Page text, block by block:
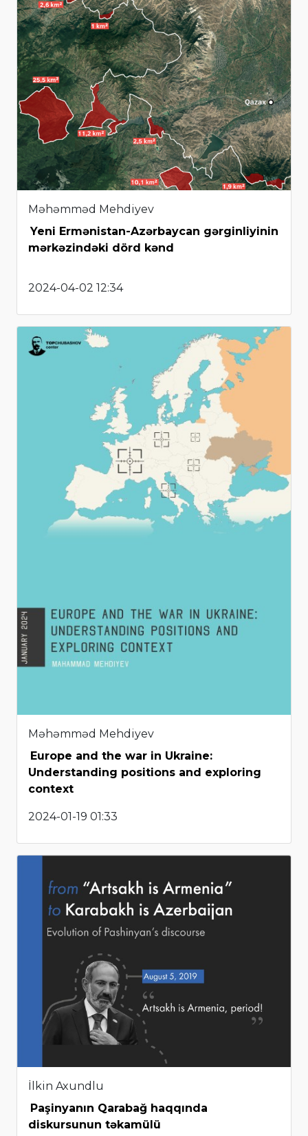
Məhəmməd Mehdiyev
Yeni Ermənistan-Azərbaycan gərginliyinin
mərkəzindəki dörd kənd
2024-04-02 12:34
Məhəmməd Mehdiyev
Europe and the war in Ukraine:
Understanding positions and exploring
context
2024-01-19 01:33
İlkin Axundlu
Paşinyanın Qarabağ haqqında
diskursunun təkamülü